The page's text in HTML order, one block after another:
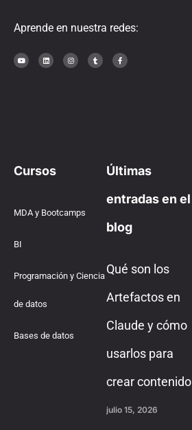
Aprende en nuestra redes:
Cursos
MDA y Bootcamps
BI
Programación y Ciencia
de datos
Bases de datos
Últimas
entradas en el
blog
Qué son los
Artefactos en
Claude y cómo
usarlos para
crear contenido
julio 15, 2026